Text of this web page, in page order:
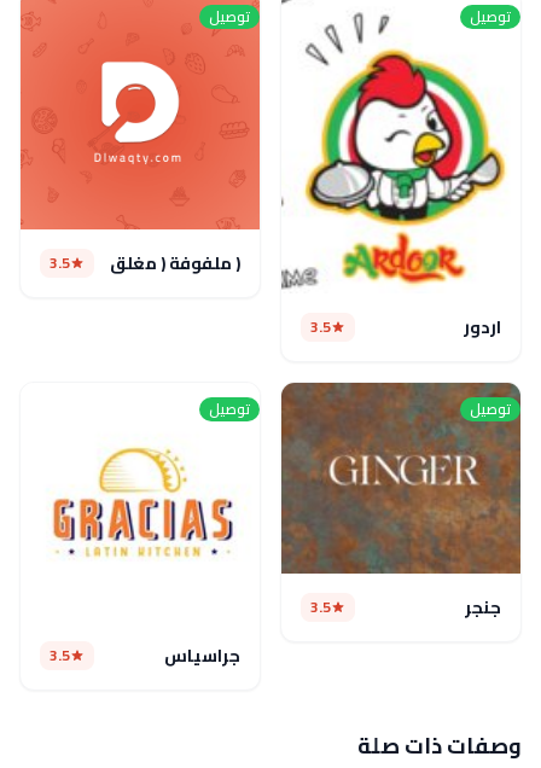
توصيل
اردور 3.5
توصيل
( ملفوفة ( مغلق 3.5
توصيل
جنجر 3.5
توصيل
جراسياس 3.5
وصفات ذات صلة